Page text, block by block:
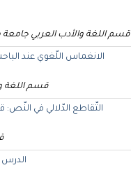
قسم اللغة والأدب العربي
الانغماس اللّغوي عند
قسم اللغة
التّقاطع الدّلالي في النّص:
الدرس